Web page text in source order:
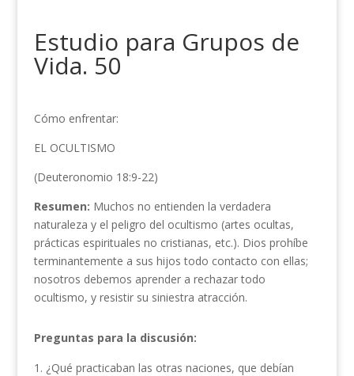
Estudio para Grupos de
Vida. 50
Cómo enfrentar:
EL OCULTISMO
(Deuteronomio 18:9-22)
Resumen: Muchos no entienden la verdadera
naturaleza y el peligro del ocultismo (artes ocultas,
prácticas espirituales no cristianas, etc.). Dios prohíbe
terminantemente a sus hijos todo contacto con ellas;
nosotros debemos aprender a rechazar todo
ocultismo, y resistir su siniestra atracción.
Preguntas para la discusión:
¿Qué practicaban las otras naciones, que debían